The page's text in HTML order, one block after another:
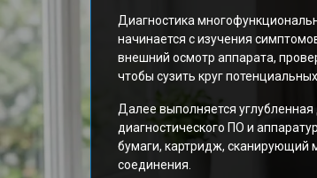
Диагностика
начинается с изучения
внешний осмотр аппарата,
чтобы сузить круг
Далее выполняется
диагностического ПО и
бумаги, картридж, сканирующий
соединения.